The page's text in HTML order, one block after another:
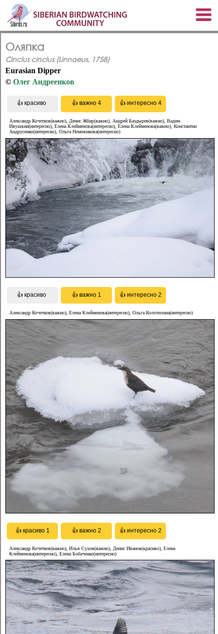
Оляпка
Cinclus cinclus (Linnaeus, 1758)
Eurasian Dipper
© Олег Андреенков
Александр Кочетков(важно), Денис Жбир(важно), Андрей Баздырев(важно), Вадим
Ивушкин(интересно), Елена Клейменова(интересно), Елена Клейменова(важно), Константин
Андрусенко(интересно), Ольга Немежикова(интересно)
Александр Кочетков(важно), Елена Клейменова(интересно), Ольга Колотилина(интересно)
Александр Кочетков(важно), Илья Сухов(важно), Денис Иванов(красиво), Елена
Клейменова(интересно), Елена Бобаченко(интересно)